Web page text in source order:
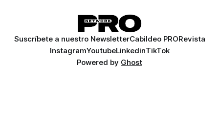
Suscríbete a nuestro NewsletterCabildeo PRORevista
InstagramYoutubeLinkedinTikTok
Powered by Ghost